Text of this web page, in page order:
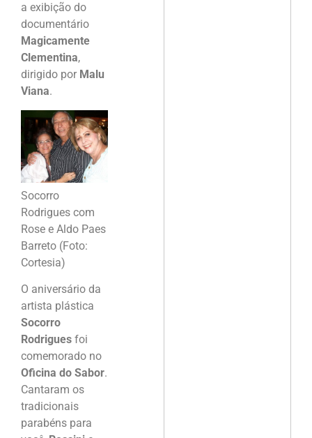
a exibição do
documentário
Magicamente
Clementina,
dirigido por Malu
Viana.
Socorro
Rodrigues com
Rose e Aldo Paes
Barreto (Foto:
Cortesia)
O aniversário da
artista plástica
Socorro
Rodrigues foi
comemorado no
Oficina do Sabor.
Cantaram os
tradicionais
parabéns para